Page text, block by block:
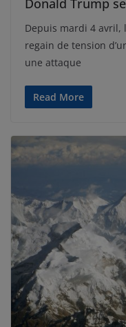
Donald Trump
Depuis mardi 4 avril,
regain de tension
une attaque
Read More